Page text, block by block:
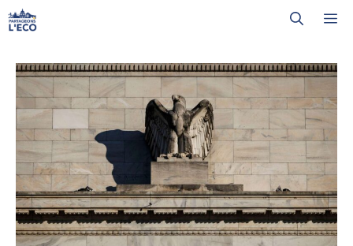
Aller
au